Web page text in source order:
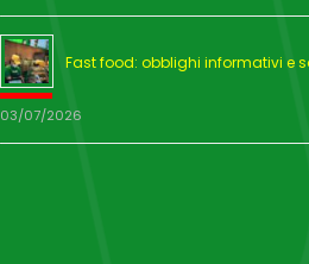
Fast food: obblighi informativi e
03/07/2026